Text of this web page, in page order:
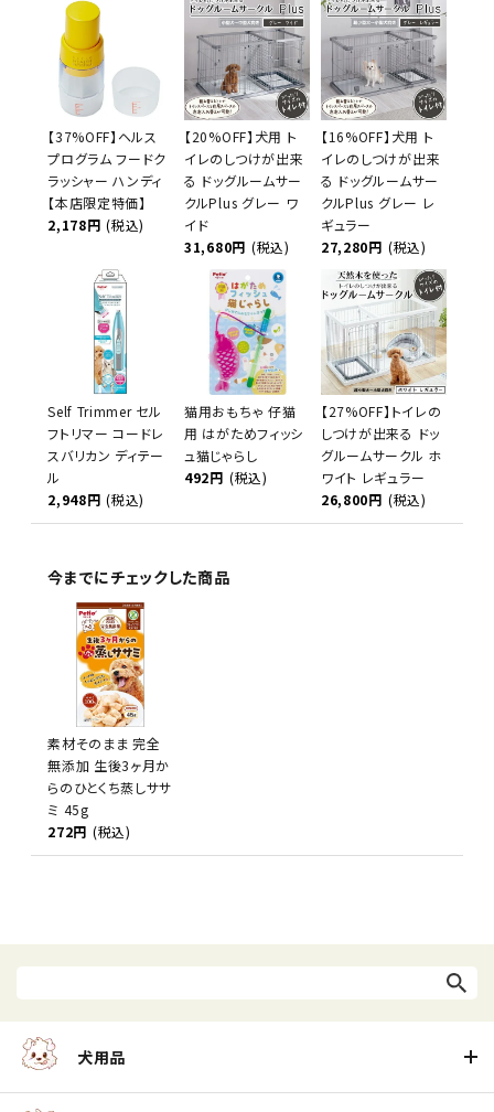
【37%OFF】ヘルス
プログラム フードク
ラッシャー ハンディ
【本店限定特価】
2,178円 (税込)
【20%OFF】犬用 ト
イレのしつけが出来
る ドッグルームサー
クルPlus グレー ワ
イド
31,680円 (税込)
【16%OFF】犬用 ト
イレのしつけが出来
る ドッグルームサー
クルPlus グレー レ
ギュラー
27,280円 (税込)
Self Trimmer セル
フトリマー コードレ
スバリカン ディテー
ル
2,948円 (税込)
猫用おもちゃ 仔猫
用 はがためフィッシ
ュ猫じゃらし
492円 (税込)
【27%OFF】トイレの
しつけが出来る ドッ
グルームサークル ホ
ワイト レギュラー
26,800円 (税込)
今までにチェックした商品
素材そのまま 完全
無添加 生後3ヶ月か
らのひとくち蒸しササ
ミ 45g
272円 (税込)
犬用品